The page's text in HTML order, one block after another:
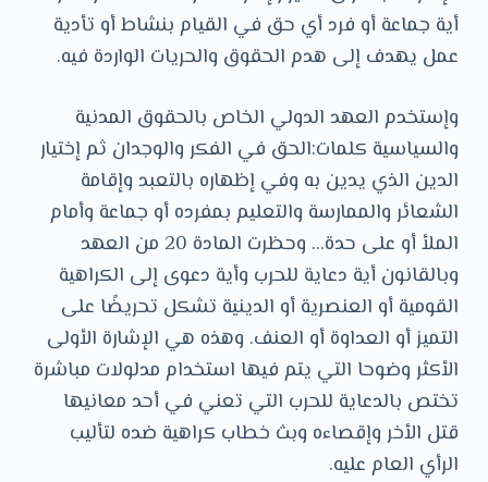
أية جماعة أو فرد أي حق في القيام بنشاط أو تأدية
عمل يهدف إلى هدم الحقوق والحريات الواردة فيه.
وإستخدم العهد الدولي الخاص بالحقوق المدنية
والسياسية كلمات:الحق في الفكر والوجدان ثم إختيار
الدين الذي يدين به وفي إظهاره بالتعبد وإقامة
الشعائر والممارسة والتعليم بمفرده أو جماعة وأمام
الملأ أو على حدة… وحظرت المادة 20 من العهد
وبالقانون أية دعاية للحرب وأية دعوى إلى الكراهية
القومية أو العنصرية أو الدينية تشكل تحريضًا على
التميز أو العداوة أو العنف. وهذه هي الإشارة الأولى
الأكثر وضوحا التي يتم فيها استخدام مدلولات مباشرة
تختص بالدعاية للحرب التي تعني في أحد معانيها
قتل الأخر وإقصاءه وبث خطاب كراهية ضده لتأليب
الرأي العام عليه.